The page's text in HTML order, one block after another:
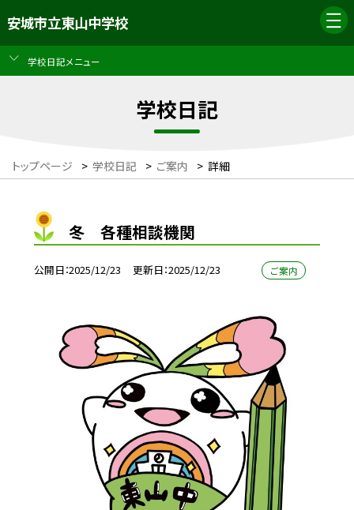
安城市立東山中学校
学校日記メニュー
学校日記
トップページ > 学校日記 > ご案内 > 詳細
冬 各種相談機関
公開日 2025/12/23 更新日 2025/12/23 ご案内